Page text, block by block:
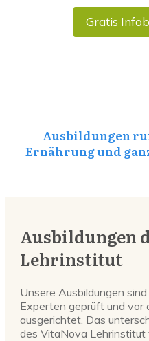
Gratis
Ausbildungen
Ernährung und
Ausbildungen
Lehrinstitut
Unsere Ausbildungen
Experten geprüft und vor
ausgerichtet. Das
des VitaNova Lehrinstitut